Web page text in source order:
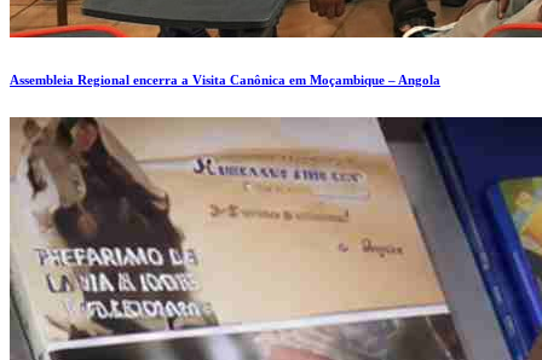
Assembleia Regional encerra a Visita Canônica em Moçambique – Angola